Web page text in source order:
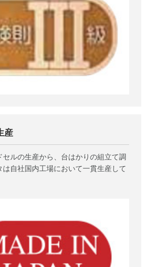
産
セルの生産から、台はかりの組立て調
は自社国内工場において一貫生産して